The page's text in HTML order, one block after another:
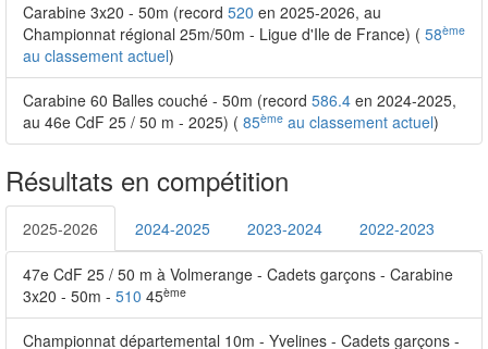
Carabine 3x20 - 50m (record 520 en 2025-2026, au
Championnat régional 25m/50m - Ligue d'Ile de France) ( 58ème
au classement actuel)
Carabine 60 Balles couché - 50m (record 586.4 en 2024-2025,
au 46e CdF 25 / 50 m - 2025) ( 85ème au classement actuel)
Résultats en compétition
2025-2026 2024-2025 2023-2024 2022-2023
47e CdF 25 / 50 m à Volmerange - Cadets garçons - Carabine
3x20 - 50m - 510 45ème
Championnat départemental 10m - Yvelines - Cadets garçons -